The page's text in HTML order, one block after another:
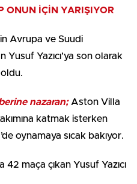
ONUN İÇİN YARIŞIYOR
Avrupa ve Suudi
Yusuf Yazıcı’ya son olarak
nazaran;Aston Villa
katmak isterken
oynamaya sıcak bakıyor.
maça çıkan Yusuf Yazıcı